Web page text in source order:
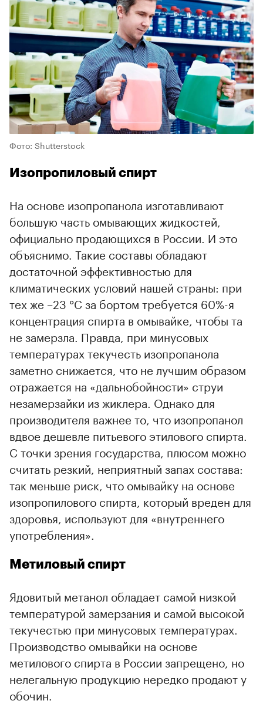
Фото: Shutterstock
Изопропиловый спирт
На основе изопропанола изготавливают
большую часть омывающих жидкостей,
официально продающихся в России. И это
объяснимо. Такие составы обладают
достаточной эффективностью для
климатических условий нашей страны: при
тех же –23 °С за бортом требуется 60%-я
концентрация спирта в омывайке, чтобы та
не замерзла. Правда, при минусовых
температурах текучесть изопропанола
заметно снижается, что не лучшим образом
отражается на «дальнобойности» струи
незамерзайки из жиклера. Однако для
производителя важнее то, что изопропанол
вдвое дешевле питьевого этилового спирта.
С точки зрения государства, плюсом можно
считать резкий, неприятный запах состава:
так меньше риск, что омывайку на основе
изопропилового спирта, который вреден для
здоровья, используют для «внутреннего
употребления».
Метиловый спирт
Ядовитый метанол обладает самой низкой
температурой замерзания и самой высокой
текучестью при минусовых температурах.
Производство омывайки на основе
метилового спирта в России запрещено, но
нелегальную продукцию нередко продают у
обочин.